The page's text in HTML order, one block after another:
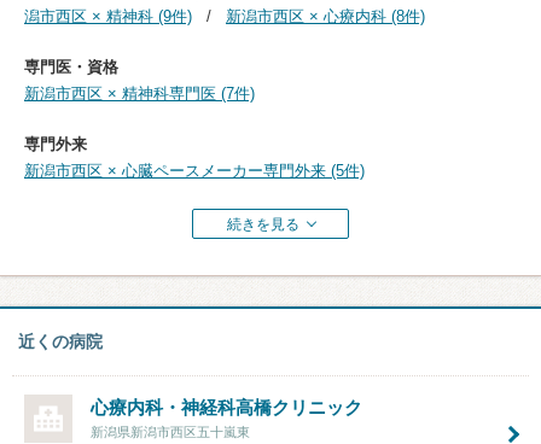
潟市西区 × 精神科 (9件)
新潟市西区 × 心療内科 (8件)
専門医・資格
新潟市西区 × 精神科専門医 (7件)
専門外来
新潟市西区 × 心臓ペースメーカー専門外来 (5件)
続きを見る
近くの病院
心療内科・神経科高橋クリニック
新潟県新潟市西区五十嵐東